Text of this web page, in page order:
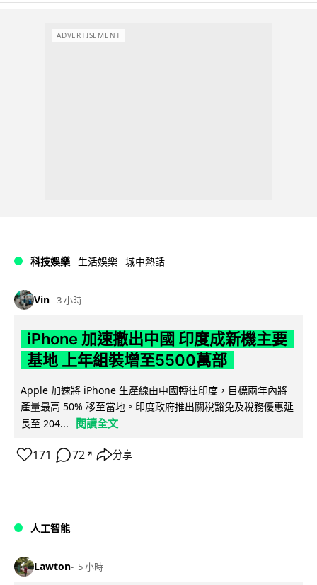
ADVERTISEMENT
科技娛樂 生活娛樂 城中熱話
Vin 3 小時
iPhone 加速撤出中國 印度成新機主要
基地 上年組裝增至5500萬部
Apple 加速將 iPhone 生產線由中國轉往印度，目標兩年內將
產量最高 50% 移至當地。印度政府推出關稅豁免及稅務優惠延
長至 204...
閱讀全文
171 72 ↗ 分享
人工智能
Lawton 5 小時